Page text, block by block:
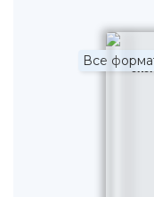
планету. В 1990-е
Джон хранил
Затем наступило 11
Все